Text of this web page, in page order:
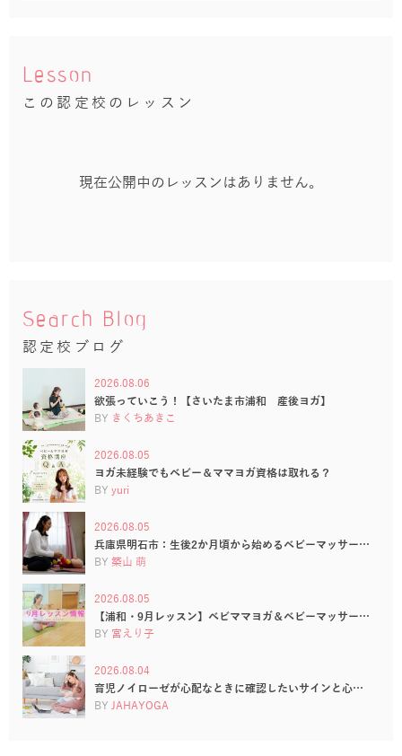
Lesson
この認定校のレッスン
現在公開中のレッスンはありません。
Search Blog
認定校ブログ
2026.08.06
欲張っていこう！【さいたま市浦和 産後ヨガ】
BY きくちあきこ
2026.08.05
ヨガ未経験でもベビー＆ママヨガ資格は取れる？
BY yuri
2026.08.05
兵庫県明石市：生後2か月頃から始めるベビーマッサー…
BY 築山 萌
2026.08.05
【浦和・9月レッスン】ベビママヨガ＆ベビーマッサー…
BY 宮えり子
2026.08.04
育児ノイローゼが心配なときに確認したいサインと心…
BY JAHAYOGA